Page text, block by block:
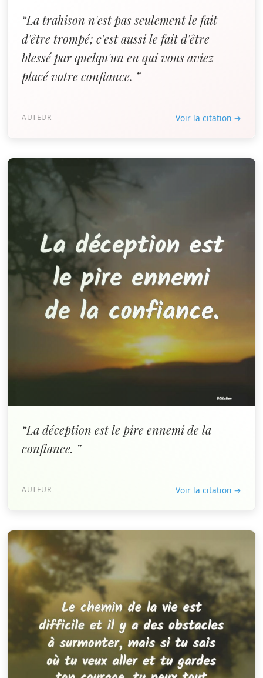
“La trahison n'est pas seulement le fait
d'être trompé; c'est aussi le fait d'être
blessé par quelqu'un en qui vous aviez
placé votre confiance. ”
AUTEUR Voir la citation →
“La déception est le pire ennemi de la
confiance. ”
AUTEUR Voir la citation →